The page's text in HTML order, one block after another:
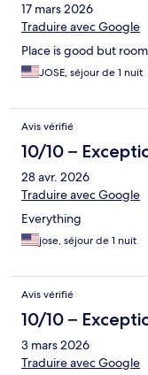
17 mars 2026
Traduire avec Google
Place is good but
JOSE, séjour de 1 nuit
Avis vérifié
10/10 –
28 avr. 2026
Traduire avec Google
Everything
jose, séjour de 1 nuit
Avis vérifié
10/10 –
3 mars 2026
Traduire avec Google